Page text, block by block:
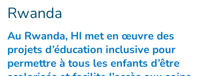
Rwanda
Au Rwanda, HI met en œuvre des
projets d’éducation inclusive pour
permettre à tous les enfants d’être